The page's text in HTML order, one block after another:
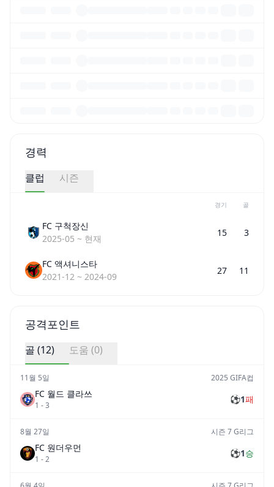
경력
클럽 시즌
경기 골
FC 구척장신
2025-05 ~ 현재
15 3
FC 액셔니스타
2021-12 ~ 2024-09
27 11
공격포인트
골 (12) 도움 (0)
11월 5일 2025 GIFA컵
FC 월드 클라쓰
1 -3
⚽1패
8월 27일 시즌 7 G리그
FC 원더우먼
1 -2
⚽1승